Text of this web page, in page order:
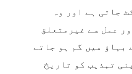
جاتی ہے اور وہ
عمل سے غیرمتعلق
بہاؤ میں گم ہو جاتے
تہذیب کو تاریخ